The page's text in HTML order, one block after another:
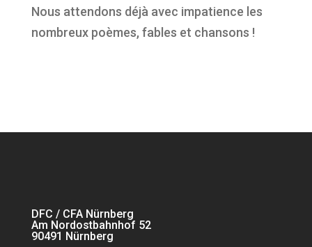
Nous attendons déjà avec impatience les
nombreux poèmes, fables et chansons !
DFC / CFA Nürnberg
Am Nordostbahnhof 52
90491 Nürnberg